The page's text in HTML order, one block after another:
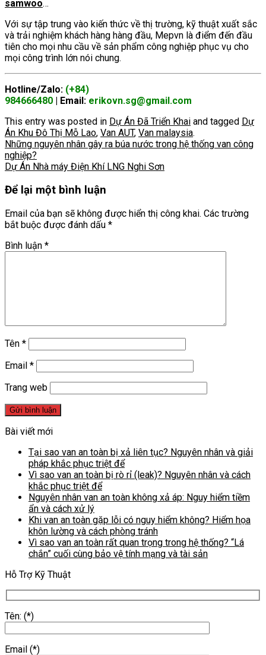
samwoo…
Với sự tập trung vào kiến thức về thị trường, kỹ thuật xuất sắc
và trải nghiệm khách hàng hàng đầu, Mepvn là điểm đến đầu
tiên cho mọi nhu cầu về sản phẩm công nghiệp phục vụ cho
mọi công trình lớn nói chung.
Hotline/Zalo: (+84)
984666480 | Email: erikovn.sg@gmail.com
This entry was posted in Dự Án Đã Triển Khai and tagged Dự
Án Khu Đô Thị Mỗ Lao, Van AUT, Van malaysia.
Những nguyên nhân gây ra búa nước trong hệ thống van công
nghiệp?
Dự Án Nhà máy Điện Khí LNG Nghi Sơn
Để lại một bình luận
Email của bạn sẽ không được hiển thị công khai. Các trường
bắt buộc được đánh dấu *
Bình luận *
Tên *
Email *
Trang web
Bài viết mới
Tại sao van an toàn bị xả liên tục? Nguyên nhân và giải
pháp khắc phục triệt để
Vì sao van an toàn bị rò rỉ (leak)? Nguyên nhân và cách
khắc phục triệt để
Nguyên nhân van an toàn không xả áp: Nguy hiểm tiềm
ẩn và cách xử lý
Khi van an toàn gặp lỗi có nguy hiểm không? Hiểm họa
khôn lường và cách phòng tránh
Vì sao van an toàn rất quan trọng trong hệ thống? “Lá
chắn” cuối cùng bảo vệ tính mạng và tài sản
Hỗ Trợ Kỹ Thuật
Tên: (*)
Email (*)